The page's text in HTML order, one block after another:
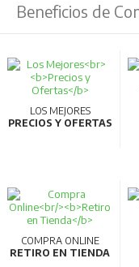
Beneficios de
LOS MEJORES
PRECIOS Y OFERTAS
COMPRA ONLINE
RETIRO EN TIENDA